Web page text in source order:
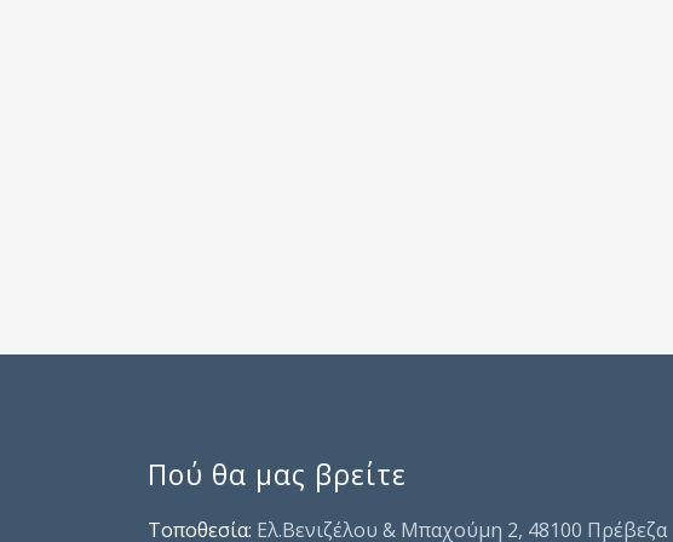
Πού θα μας βρείτε
Τοποθεσία: Ελ.Βενιζέλου & Μπαχούμη 2, 48100 Πρέβεζα